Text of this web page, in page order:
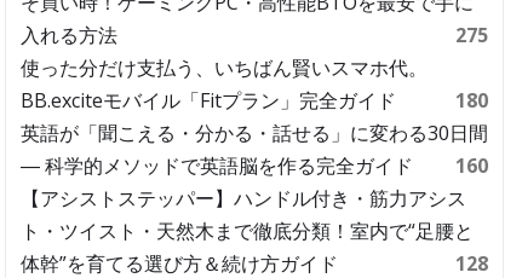
入れる方法
275
使った分だけ支払う、いちばん賢いスマホ代。
BB.exciteモバイル「Fitプラン」完全ガイド
180
英語が「聞こえる・分かる・話せる」に変わる30日間
― 科学的メソッドで英語脳を作る完全ガイド
160
【アシストステッパー】ハンドル付き・筋力アシス
ト・ツイスト・天然木まで徹底分類！室内で“足腰と
体幹”を育てる選び方＆続け方ガイド
128